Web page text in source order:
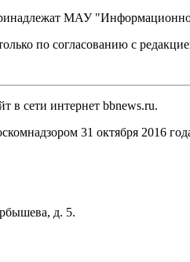
МАУ
по согласованию с
в сети интернет bbnews.ru.
31 октября 2016
д. 5.